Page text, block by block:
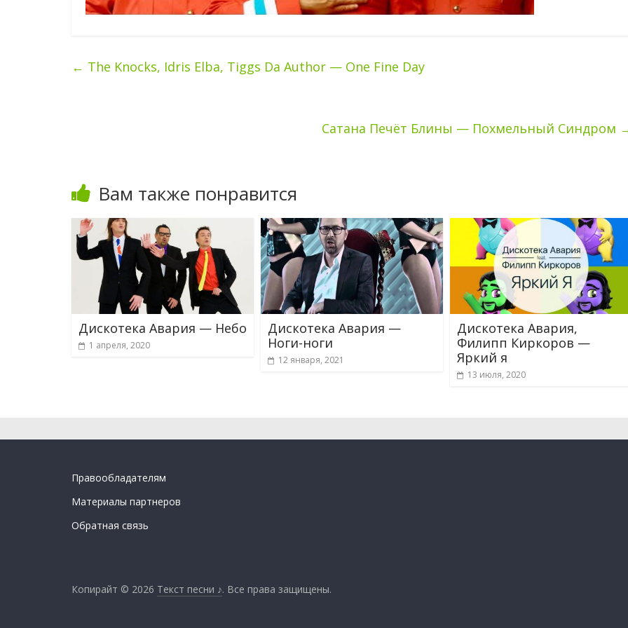
← The Knocks, Idris Elba, Tiggs Da Author — One Fine Day
Сатана Печёт Блины — Похмельный Синдром
Вам также понравится
Дискотека Авария — Небо
1 апреля, 2020
Дискотека Авария —
Ноги-ноги
12 января, 2021
Дискотека Авария,
Филипп Киркоров —
Яркий я
13 июля, 2020
Правообладателям
Материалы партнеров
Обратная связь
Копирайт © 2026 Текст песни ♪. Все права защищены.